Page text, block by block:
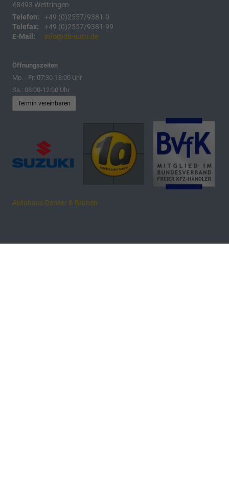
48493 Wettringen
Telefon:
+49 (0)2557/9381-0
Telefax:
+49 (0)2557/9381-99
E-Mail:
info@db-auto.de
Öffnungszeiten
Mo. - Fr: 07:30-18:00 Uhr
Sa.: 08:00-12:00 Uhr
Termin vereinbaren
Autohaus Denker & Brünen